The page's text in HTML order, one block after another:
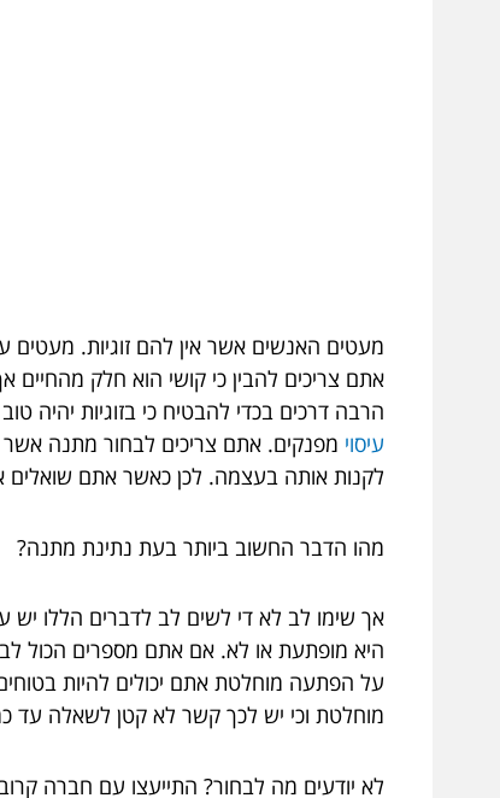
מעטים האנשים אשר אין להם זוגיות. מעטים
אתם צריכים להבין כי קושי הוא חלק מהחיים
הרבה דרכים בכדי להבטיח כי בזוגיות
עיסוי מפנקים. אתם צריכים לבחור מתנה
לקנות אותה בעצמה. לכן כאשר אתם שואלים
מהו הדבר החשוב ביותר בעת נתינת מתנה?
אך שימו לב לא די לשים לב לדברים הללו
היא מופתעת או לא. אם אתם מספרים הכול
על הפתעה מוחלטת אתם יכולים להיות
מוחלטת וכי יש לכך קשר לא קטן לשאלה
לא יודעים מה לבחור? התייעצו עם חברה